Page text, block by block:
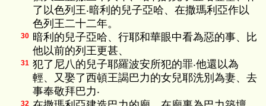
了以色列王‧暗利的兒子亞哈、在撒瑪利亞作以
色列王二十二年。
30 暗利的兒子亞哈、行耶和華眼中看為惡的事、比
他以前的列王更甚、
31 犯了尼八的兒子耶羅波安所犯的罪‧他還以為
輕、又娶了西頓王謁巴力的女兒耶洗別為妻、去
事奉敬拜巴力‧
32